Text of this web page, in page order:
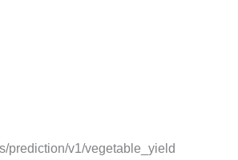
prediction/v1/vegetable_yield